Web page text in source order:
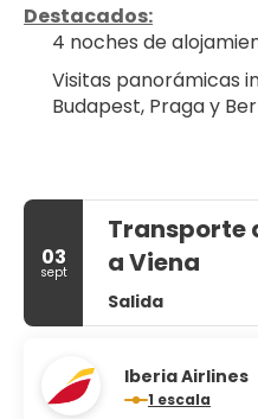
Destacados:
4 noches de
Visitas panorámicas
Budapest, Praga y
03
sept
Transporte
a Viena
Salida
Iberia Airlines
1 escala